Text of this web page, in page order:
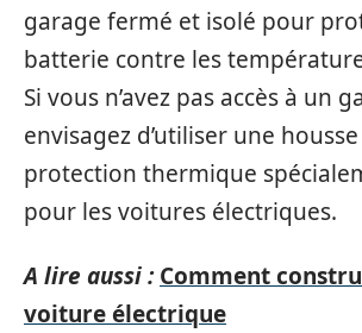
garage fermé et isolé pour
batterie contre les
Si vous n’avez pas accès à un
envisagez d’utiliser une
protection thermique
pour les voitures électriques.
A lire aussi : Comment
voiture électrique